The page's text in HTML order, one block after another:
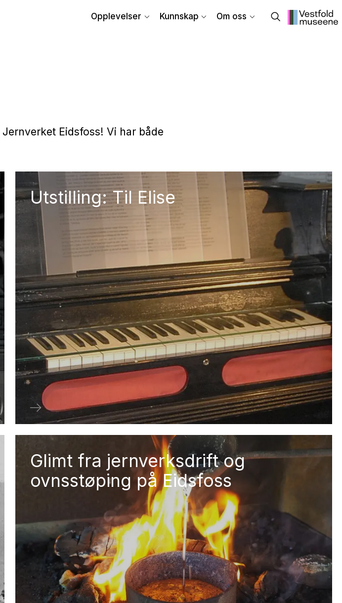
Opplevelser Kunnskap Om oss
Eidsfoss! Vi har både
Utstilling: Til Elise
Glimt fra jernverksdrift og
ovnsstøping på Eidsfoss